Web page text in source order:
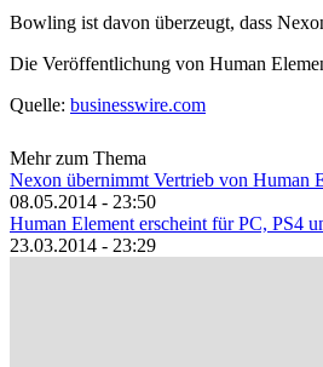
Bowling ist davon überzeugt, dass
Die Veröffentlichung von Human
Quelle: businesswire.com
Mehr zum Thema
Nexon übernimmt Vertrieb von Human
08.05.2014 - 23:50
Human Element erscheint für PC, PS4
23.03.2014 - 23:29